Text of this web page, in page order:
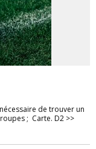
de trouver un
; Carte. D2 >>